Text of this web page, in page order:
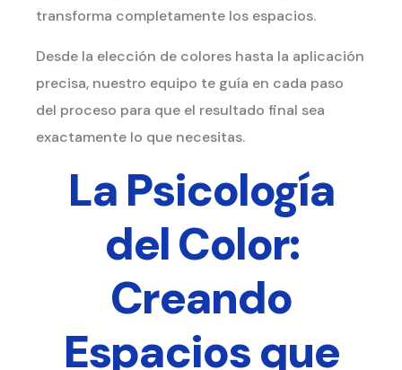
transforma completamente los espacios.
Desde la elección de colores hasta la aplicación
precisa, nuestro equipo te guía en cada paso
del proceso para que el resultado final sea
exactamente lo que necesitas.
La Psicología
del Color:
Creando
Espacios que